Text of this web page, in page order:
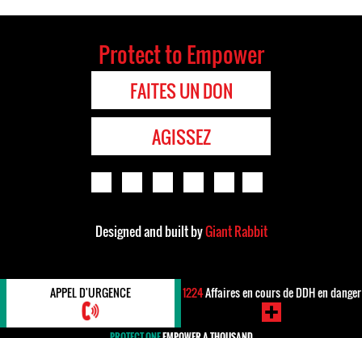
Protect to Empower
FAITES UN DON
AGISSEZ
Designed and built byGiant Rabbit
APPEL D'URGENCE 1224Affaires en cours de DDH en danger